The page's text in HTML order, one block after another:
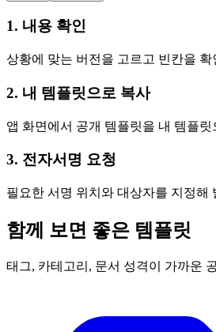
1. 내용 확인
상황에 맞는 버전을 고르고 빈칸을 확
2. 내 템플릿으로 복사
앱 화면에서 공개 템플릿을 내 템플
3. 전자서명 요청
필요한 서명 위치와 대상자를 지정해
함께 보면 좋은 템플릿
태그, 카테고리, 문서 성격이 가까운